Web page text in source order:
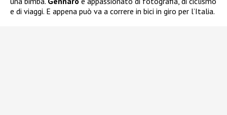
e di viaggi. E appena può va a correre in bici in giro per l’Italia.